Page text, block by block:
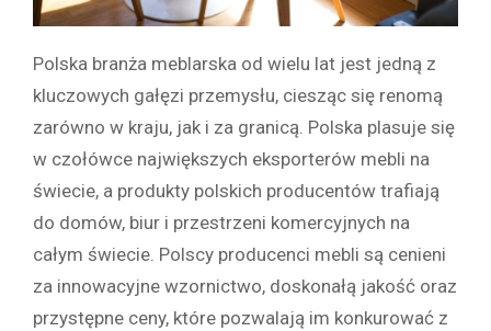
Polska branża meblarska od wielu lat jest jedną z
kluczowych gałęzi przemysłu, ciesząc się renomą
zarówno w kraju, jak i za granicą. Polska plasuje się
w czołówce największych eksporterów mebli na
świecie, a produkty polskich producentów trafiają
do domów, biur i przestrzeni komercyjnych na
całym świecie. Polscy producenci mebli są cenieni
za innowacyjne wzornictwo, doskonałą jakość oraz
przystępne ceny, które pozwalają im konkurować z